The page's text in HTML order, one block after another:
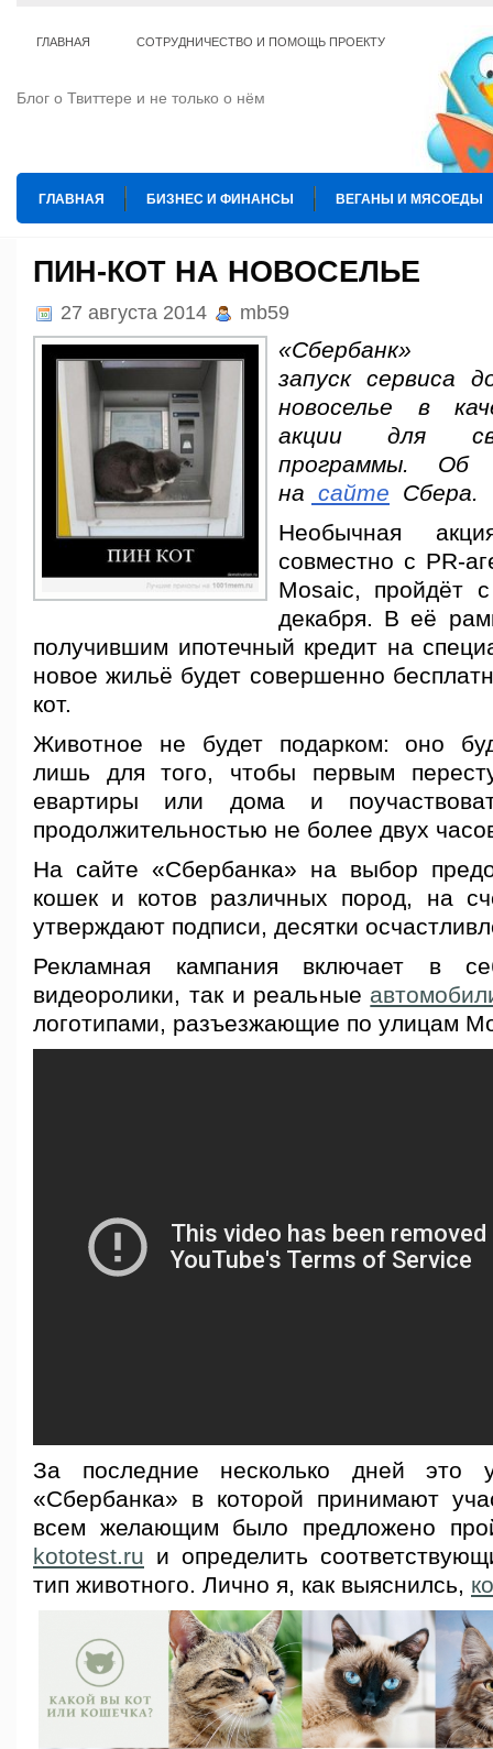
ГЛАВНАЯ СОТРУДНИЧЕСТВО И ПОМОЩЬ ПРОЕКТУ
Блог о Твиттере и не только о нём
ГЛАВНАЯ БИЗНЕС И ФИНАНСЫ ВЕГАНЫ И МЯСОЕДЫ
ПИН-КОТ НА НОВОСЕЛЬЕ
27 августа 2014 mb59
«Сбербанк»
запуск сервиса
новоселье в
акции для
программы. Об
на сайте Сбера.
Необычная
совместно с PR-
Mosaic, пройдёт
декабря. В её
получившим ипотечный кредит на
новое жильё будет совершенно
кот.
Животное не будет подарком: оно
лишь для того, чтобы первым
евартиры или дома и
продолжительностью не более двух
На сайте «Сбербанка» на выбор
кошек и котов различных пород, на
утверждают подписи, десятки
Рекламная кампания включает в
видеоролики, так и реальные
логотипами, разъезжающие по улицам
За последние несколько дней это
«Сбербанка» в которой принимают
всем желающим было предложено
kototest.ru и определить
тип животного. Лично я, как выяснилсь,